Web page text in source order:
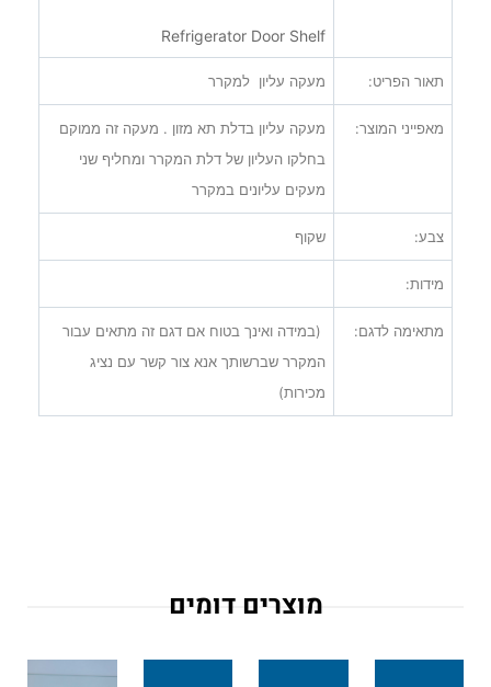
Refrigerator Door Shelf
תאור הפריט: מעקה עליון למקרר
מאפייני המוצר:
מעקה עליון בדלת תא מזון . מעקה זה ממוקם
בחלקו העליון של דלת המקרר ומחליף שני
מעקים עליונים במקרר
צבע: שקוף
מידות:
מתאימה לדגם:
(במידה ואינך בטוח אם דגם זה מתאים עבור
המקרר שברשותך אנא צור קשר עם נציג
מכירות)
מוצרים דומים